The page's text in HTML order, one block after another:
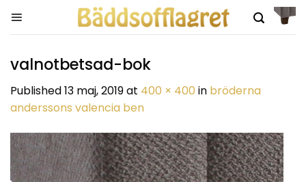
valnotbetsad-bok
Published13 maj, 2019at 400 × 400 in bröderna
anderssons valencia ben